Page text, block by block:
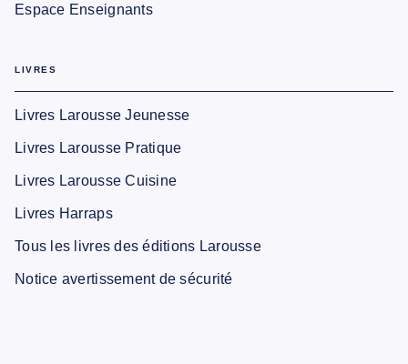
Espace Enseignants
LIVRES
Livres Larousse Jeunesse
Livres Larousse Pratique
Livres Larousse Cuisine
Livres Harraps
Tous les livres des éditions Larousse
Notice avertissement de sécurité